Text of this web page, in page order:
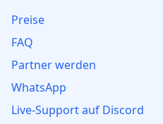
Preise
FAQ
Partner werden
WhatsApp
Live‑Support auf Discord